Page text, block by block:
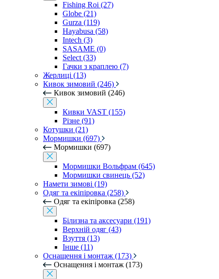
Fishing Roi (27)
Globe (21)
Gurza (119)
Hayabusa (58)
Intech (3)
SASAME (0)
Select (33)
Гачки з краплею (7)
Жерлиці (13)
Кивок зимовий (246)
Кивок зимовий (246)
Кивки VAST (155)
Різне (91)
Котушки (21)
Мормишки (697)
Мормишки (697)
Мормишки Вольфрам (645)
Мормишки свинець (52)
Намети зимові (19)
Одяг та екіпіровка (258)
Одяг та екіпіровка (258)
Білизна та аксесуари (191)
Верхній одяг (43)
Взуття (13)
Інше (11)
Оснащення і монтаж (173)
Оснащення і монтаж (173)